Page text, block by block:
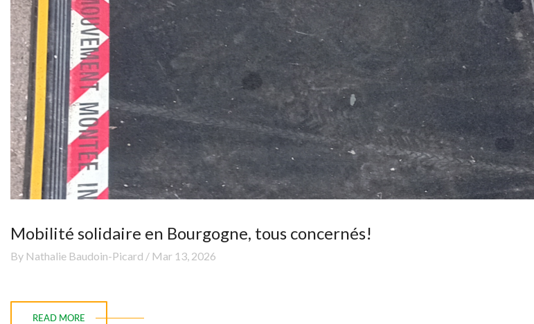
Mobilité solidaire en Bourgogne, tous concernés!
By Nathalie Baudoin-Picard / Mar 13, 2026
READ MORE